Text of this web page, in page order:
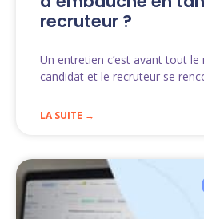
recruteur ?
Un entretien c’est avant tout
candidat et le recruteur se
LA SUITE →